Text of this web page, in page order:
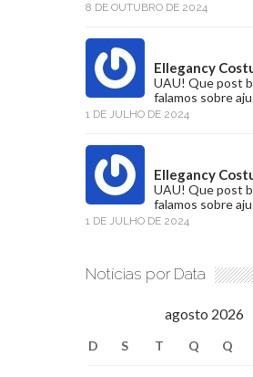
8 DE OUTUBRO DE 2024
Ellegancy
UAU! Que post
falamos sobre
1 DE JULHO DE 2024
Ellegancy
UAU! Que post
falamos sobre
1 DE JULHO DE 2024
Notícias por Data
agosto 2026
D S T Q Q